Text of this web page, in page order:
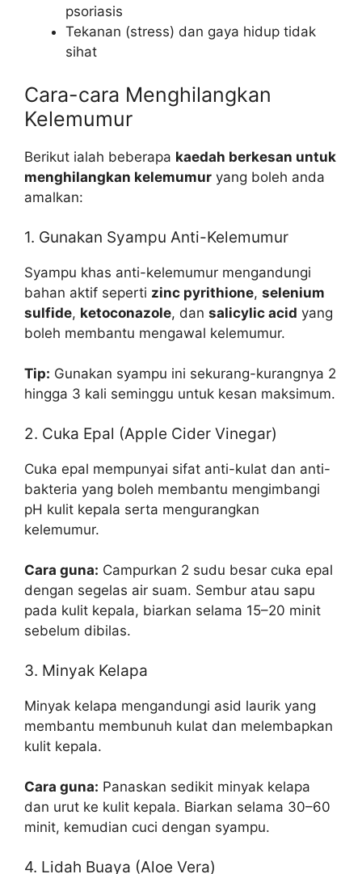
psoriasis
Tekanan (stress) dan gaya hidup tidak
sihat
Cara-cara Menghilangkan
Kelemumur
Berikut ialah beberapa kaedah berkesan untuk
menghilangkan kelemumur yang boleh anda
amalkan:
1. Gunakan Syampu Anti-Kelemumur
Syampu khas anti-kelemumur mengandungi
bahan aktif seperti zinc pyrithione, selenium
sulfide, ketoconazole, dan salicylic acid yang
boleh membantu mengawal kelemumur.
Tip: Gunakan syampu ini sekurang-kurangnya 2
hingga 3 kali seminggu untuk kesan maksimum.
2. Cuka Epal (Apple Cider Vinegar)
Cuka epal mempunyai sifat anti-kulat dan anti-
bakteria yang boleh membantu mengimbangi
pH kulit kepala serta mengurangkan
kelemumur.
Cara guna: Campurkan 2 sudu besar cuka epal
dengan segelas air suam. Sembur atau sapu
pada kulit kepala, biarkan selama 15–20 minit
sebelum dibilas.
3. Minyak Kelapa
Minyak kelapa mengandungi asid laurik yang
membantu membunuh kulat dan melembapkan
kulit kepala.
Cara guna: Panaskan sedikit minyak kelapa
dan urut ke kulit kepala. Biarkan selama 30–60
minit, kemudian cuci dengan syampu.
4. Lidah Buaya (Aloe Vera)